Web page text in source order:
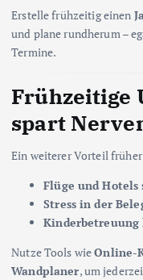
Erstelle frühzeitig einen
und plane rundherum –
Termine.
Frühzeitige
spart
Ein weiterer Vorteil
Flüge und
Stress in der
Kinderbetreuung
Nutze Tools wieOnline-
Wandplaner, um